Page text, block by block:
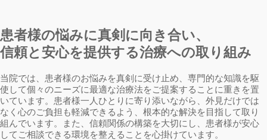
患者様の悩みに真剣に向き合い、
信頼と安心を提供する治療への取り組み
当院では、患者様のお悩みを真剣に受け止め、専門的な知識を駆
使して個々のニーズに最適な治療法をご提案することに重きを置
いています。患者様一人ひとりに寄り添いながら、外見だけでは
なく心のご負担も軽減できるよう、根本的な解決を目指して取り
組んでいます。また、信頼関係の構築を大切にし、患者様が安心
してご相談できる環境を整えることを心掛けています。